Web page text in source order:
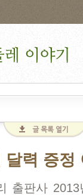
달력 증정
출판사